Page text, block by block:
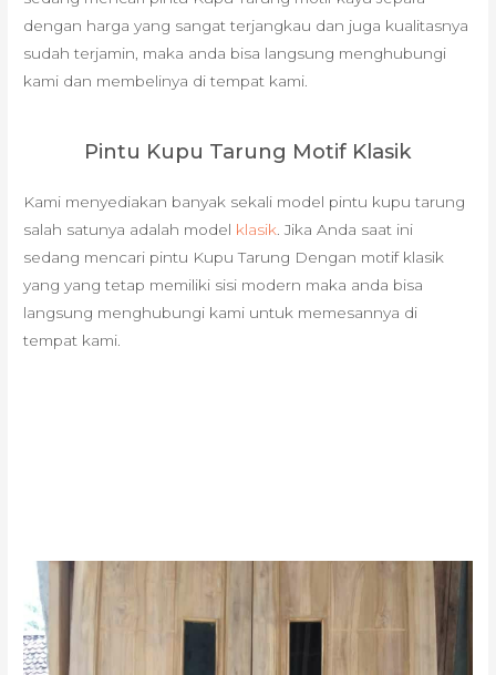
dengan harga yang sangat terjangkau dan juga kualitasnya
sudah terjamin, maka anda bisa langsung menghubungi
kami dan membelinya di tempat kami.
Pintu Kupu Tarung Motif Klasik
Kami menyediakan banyak sekali model pintu kupu tarung
salah satunya adalah model klasik. Jika Anda saat ini
sedang mencari pintu Kupu Tarung Dengan motif klasik
yang yang tetap memiliki sisi modern maka anda bisa
langsung menghubungi kami untuk memesannya di
tempat kami.